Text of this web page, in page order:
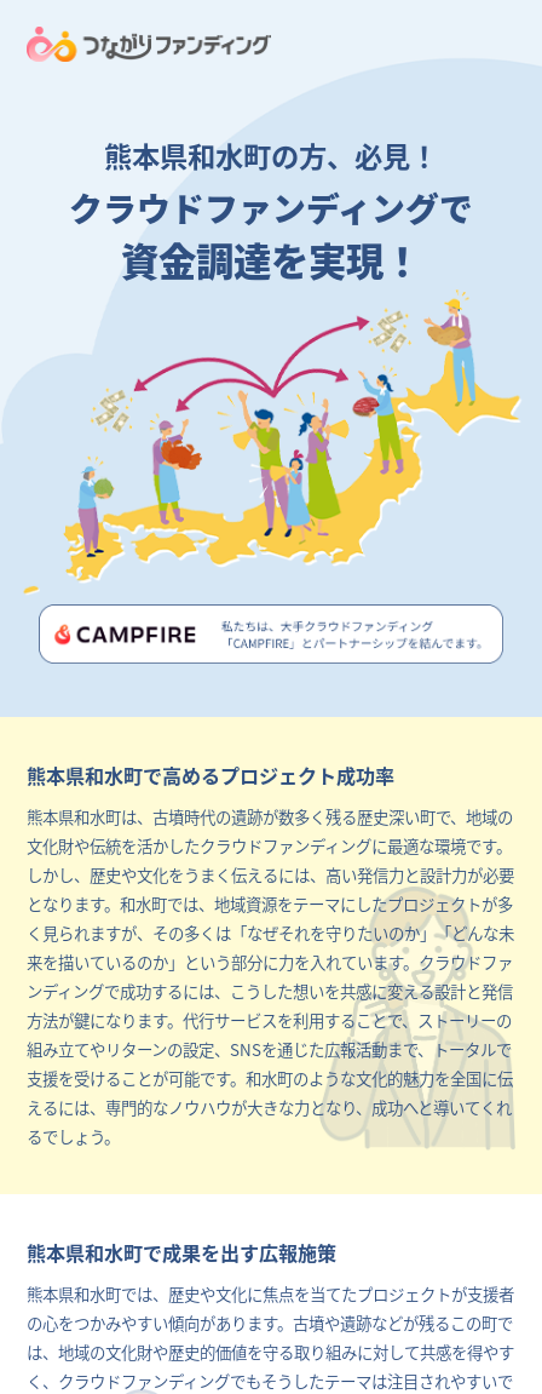
熊本県和水町の方、必見！
クラウドファンディングで
資金調達を実現！
熊本県和水町で高めるプロジェクト成功率
熊本県和水町は、古墳時代の遺跡が数多く残る歴史深い町で、地域の
文化財や伝統を活かしたクラウドファンディングに最適な環境です。
しかし、歴史や文化をうまく伝えるには、高い発信力と設計力が必要
となります。和水町では、地域資源をテーマにしたプロジェクトが多
く見られますが、その多くは「なぜそれを守りたいのか」「どんな未
来を描いているのか」という部分に力を入れています。クラウドファ
ンディングで成功するには、こうした想いを共感に変える設計と発信
方法が鍵になります。代行サービスを利用することで、ストーリーの
組み立てやリターンの設定、SNSを通じた広報活動まで、トータルで
支援を受けることが可能です。和水町のような文化的魅力を全国に伝
えるには、専門的なノウハウが大きな力となり、成功へと導いてくれ
るでしょう。
熊本県和水町で成果を出す広報施策
熊本県和水町では、歴史や文化に焦点を当てたプロジェクトが支援者
の心をつかみやすい傾向があります。古墳や遺跡などが残るこの町で
は、地域の文化財や歴史的価値を守る取り組みに対して共感を得やす
く、クラウドファンディングでもそうしたテーマは注目されやすいで